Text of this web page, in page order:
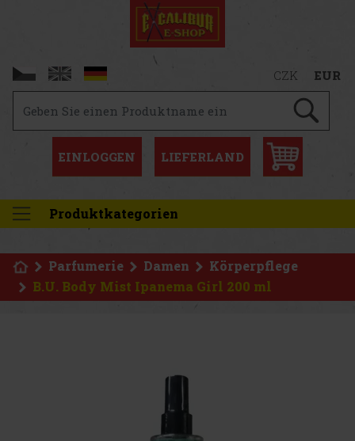
CZK EUR
EINLOGGEN LIEFERLAND
Produktkategorien
Parfumerie Damen
Körperpflege
B.U. Body Mist Ipanema Girl 200 ml